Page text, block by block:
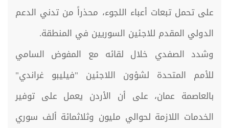
على تحمل تبعات أعباء اللجوء، محذراً من تدني الدعم
الدولي المقدم للاجئين السوريين في المنطقة.
وشدد الصفدي خلال لقائه مع المفوض السامي
للأمم المتحدة لشؤون اللاجئين "فيليبو غراندي"
بالعاصمة عمان، على أن الأردن يعمل على توفير
الخدمات اللازمة لحوالي مليون وثلاثمائة ألف سوري